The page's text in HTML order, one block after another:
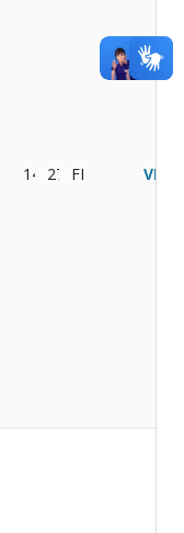
14/08/2018
27/08/2018
FINALIZADO
VER